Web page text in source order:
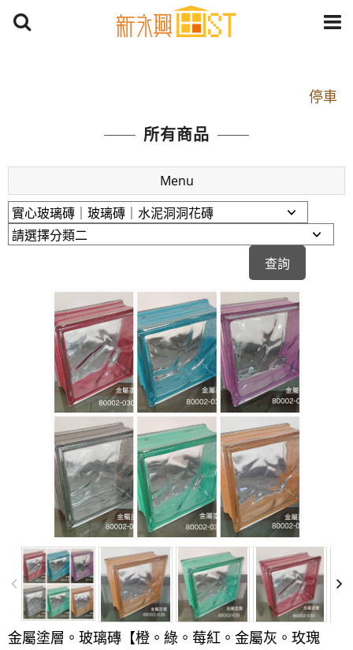
停車
捷運： 中和線【頂溪站 2 號出口】往中山路1段139
原Line已滿 無法加Line好友 請親愛的客戶加入
LINE官方帳號@a0975005573
開車：中山路1段 到永平路路口(樂華夜市口)門口可
停車
捷運： 中和線【頂溪站 2 號出口】往中山路1段139
號約10分鐘
原Line已滿 無法加Line好友 請親愛的客戶加入
LINE官方帳號@a0975005573
所有商品
Menu
金屬塗層。玻璃磚【橙。綠。莓紅。金屬灰。玫瑰